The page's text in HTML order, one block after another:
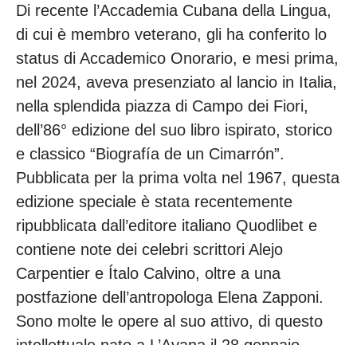
Di recente l’Accademia Cubana della Lingua,
di cui è membro veterano, gli ha conferito lo
status di Accademico Onorario, e mesi prima,
nel 2024, aveva presenziato al lancio in Italia,
nella splendida piazza di Campo dei Fiori,
dell’86° edizione del suo libro ispirato, storico
e classico “Biografía de un Cimarrón”.
Pubblicata per la prima volta nel 1967, questa
edizione speciale è stata recentemente
ripubblicata dall’editore italiano Quodlibet e
contiene note dei celebri scrittori Alejo
Carpentier e Ítalo Calvino, oltre a una
postfazione dell’antropologa Elena Zapponi.
Sono molte le opere al suo attivo, di questo